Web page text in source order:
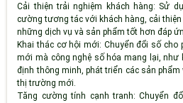
Cải thiện trải nghiệm khách hàng: Sử
cường tương tác với khách hàng, cải
những dịch vụ và sản phẩm tốt hơn đáp
Khai thác cơ hội mới: Chuyển đổi số cho
mới mà công nghệ số hóa mang lại, như
định thông minh, phát triển các sản
thị trường mới.
Tăng cường tính cạnh tranh: Chuyển